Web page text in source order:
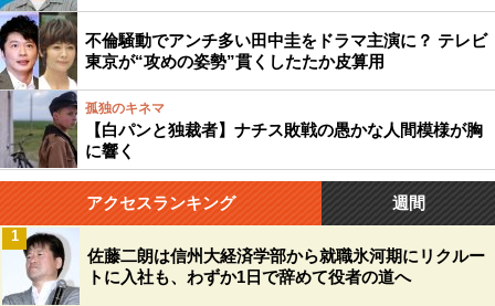
不倫騒動でアンチ多い田中圭をドラマ主演に？ テレビ
東京が“攻めの姿勢”貫くしたたか皮算用
孤独のキネマ
【白パンと独裁者】ナチス敗戦の愚かな人間模様が胸
に響く
アクセスランキング 週間
佐藤二朗は信州大経済学部から就職氷河期にリクルー
トに入社も、わずか1日で辞めて役者の道へ
1